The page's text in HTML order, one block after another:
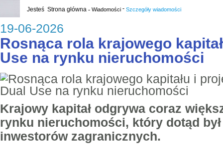
Jesteś Strona główna - Wiadomości - Szczegóły wiadomości
19-06-2026
Rosnąca rola krajowego
Use na rynku nieruchomości
Krajowy kapitał odgrywa coraz
rynku nieruchomości, który dotąd
inwestorów zagranicznych.